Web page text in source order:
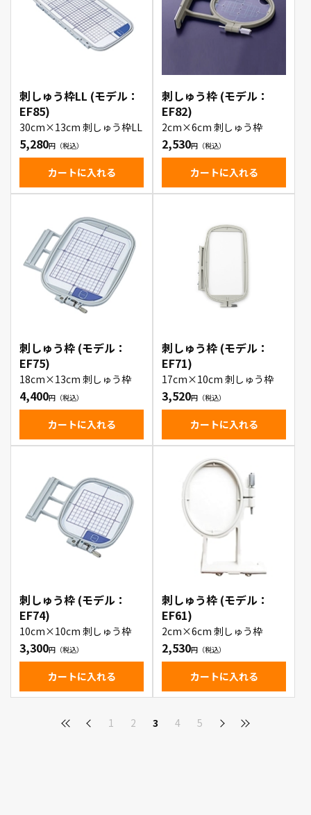
刺しゅう枠LL (モデル：
EF85)
30cm×13cm 刺しゅう枠LL
5,280
カートに入れる
刺しゅう枠 (モデル：
EF82)
2cm×6cm 刺しゅう枠
2,530
カートに入れる
刺しゅう枠 (モデル：
EF75)
18cm×13cm 刺しゅう枠
4,400
カートに入れる
刺しゅう枠 (モデル：
EF71)
17cm×10cm 刺しゅう枠
3,520
カートに入れる
刺しゅう枠 (モデル：
EF74)
10cm×10cm 刺しゅう枠
3,300
カートに入れる
刺しゅう枠 (モデル：
EF61)
2cm×6cm 刺しゅう枠
2,530
カートに入れる
1 2 3 4 5